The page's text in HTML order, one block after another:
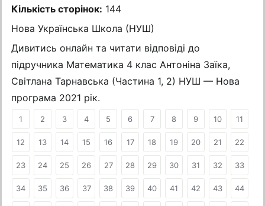
Кількість сторінок: 144
Нова Українська Школа (НУШ)
Дивитись онлайн та читати відповіді до
підручника Математика 4 клас Антоніна Заїка,
Світлана Тарнавська (Частина 1, 2) НУШ — Нова
програма 2021 рік.
1 2 3 4 5 6 7 8 9 10 11
12 13 14 15 16 17 18 19 20 21 22
23 24 25 26 27 28 29 30 31 32 33
34 35 36 37 38 39 40 41 42 43 44